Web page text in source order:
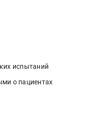
испытаний
о пациентах